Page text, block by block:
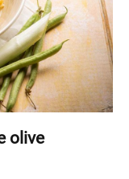
olive